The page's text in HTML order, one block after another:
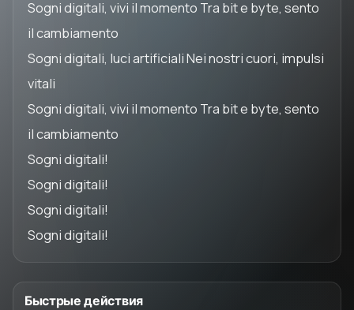
Быстрые действия
Sogni digitali, vivi il momento Tra bit e byte, sento
il cambiamento
Sogni digitali, luci artificiali Nei nostri cuori, impulsi
vitali
Sogni digitali, vivi il momento Tra bit e byte, sento
il cambiamento
Sogni digitali!
Sogni digitali!
Sogni digitali!
Sogni digitali!